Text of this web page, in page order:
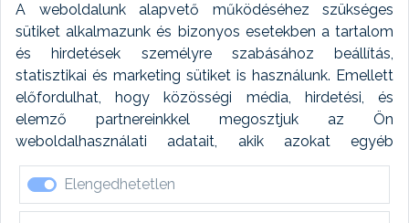
A weboldalunk alapvető működéséhez szükséges
sütiket alkalmazunk és bizonyos esetekben a tartalom
és hirdetések személyre szabásához beállítás,
statisztikai és marketing sütiket is használunk. Emellett
előfordulhat, hogy közösségi média, hirdetési, és
elemző partnereinkkel megosztjuk az Ön
weboldalhasználati adatait, akik azokat egyéb
forrásokból gyűjtött adatokkal kombinálhatják. A sütik
elfogadásával kapcsolatosan naplózást végzünk és
ezen adatokat 6 hónap után automatikusan töröljük. A
Elengedhetetlen
Fényképtár extra modul
Autómosó modul
Feladatütemezés